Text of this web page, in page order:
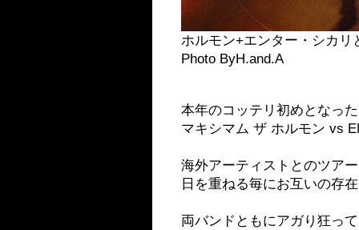
ホルモン+エンター・シカリ
Photo ByH.and.A
本年のコッテリ初めとなった
マキシマム ザ ホルモン vs
海外アーティストとのツア
日を重ねる毎にお互いの存
両バンドともにアガり狂っ